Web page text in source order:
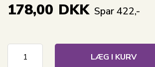
178,00 DKK Spar 422,-
LÆG I KURV